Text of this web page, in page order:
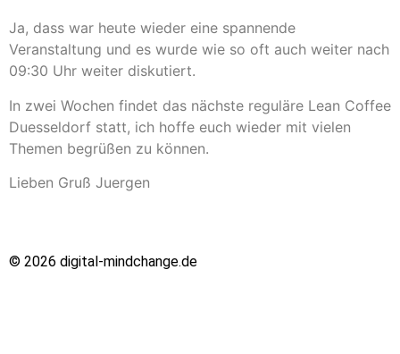
Ja, dass war heute wieder eine spannende
Veranstaltung und es wurde wie so oft auch weiter nach
09:30 Uhr weiter diskutiert.
In zwei Wochen findet das nächste reguläre Lean Coffee
Duesseldorf statt, ich hoffe euch wieder mit vielen
Themen begrüßen zu können.
Lieben Gruß Juergen
© 2026 digital-mindchange.de